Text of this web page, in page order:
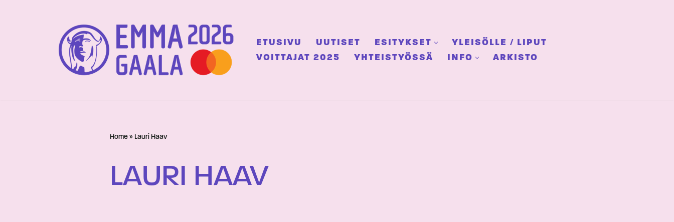
ETUSIVU UUTISET ESITYKSET
YLEISÖLLE / LIPUT
VOITTAJAT 2025
YHTEISTYÖSSÄ INFO ARKISTO
Home » Lauri Haav
LAURI HAAV